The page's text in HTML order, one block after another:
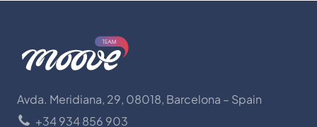
Avda. Meridiana, 29, 08018, Barcelona – Spain
+34 934 856 903